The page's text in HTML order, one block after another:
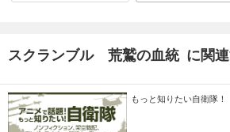
スクランブル 荒鷲の血統 に関
もっと知りたい自衛隊！